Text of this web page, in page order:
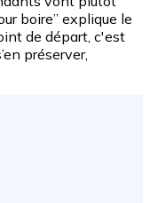
boire” explique le
de départ, c'est
préserver,